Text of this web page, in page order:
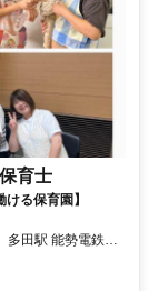
育士
る保育園】